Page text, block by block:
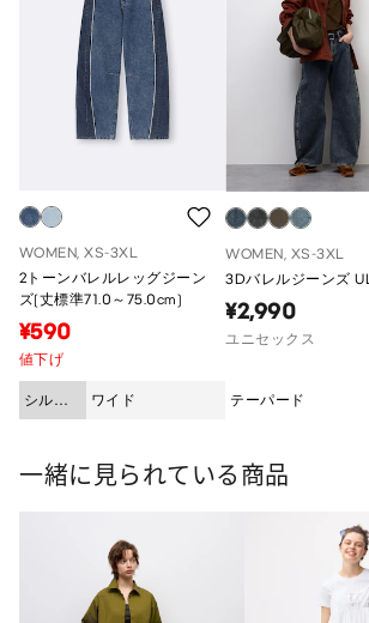
WOMEN, XS-3XL
2トーンバレルレッグジーン
ズ(丈標準71.0～75.0cm)
¥590
値下げ
シルエ
ット
ワイド
WOMEN, XS-3XL
3Dバレルジーンズ UL
¥2,990
ユニセックス
テーパード
一緒に見られている商品